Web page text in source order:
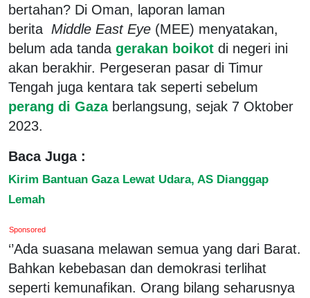
bertahan? Di Oman, laporan laman
berita Middle East Eye (MEE) menyatakan,
belum ada tanda gerakan boikot di negeri ini
akan berakhir. Pergeseran pasar di Timur
Tengah juga kentara tak seperti sebelum
perang di Gaza berlangsung, sejak 7 Oktober
2023.
Baca Juga :
Kirim Bantuan Gaza Lewat Udara, AS Dianggap
Lemah
Sponsored
‘’Ada suasana melawan semua yang dari Barat.
Bahkan kebebasan dan demokrasi terlihat
seperti kemunafikan. Orang bilang seharusnya